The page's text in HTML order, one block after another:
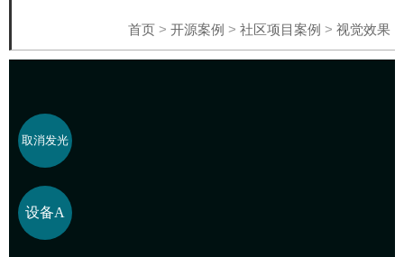
首页 > 开源案例 > 社区项目案例 > 视觉效果